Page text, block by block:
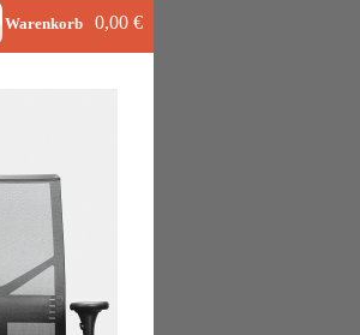
Warenkorb 0,00 €